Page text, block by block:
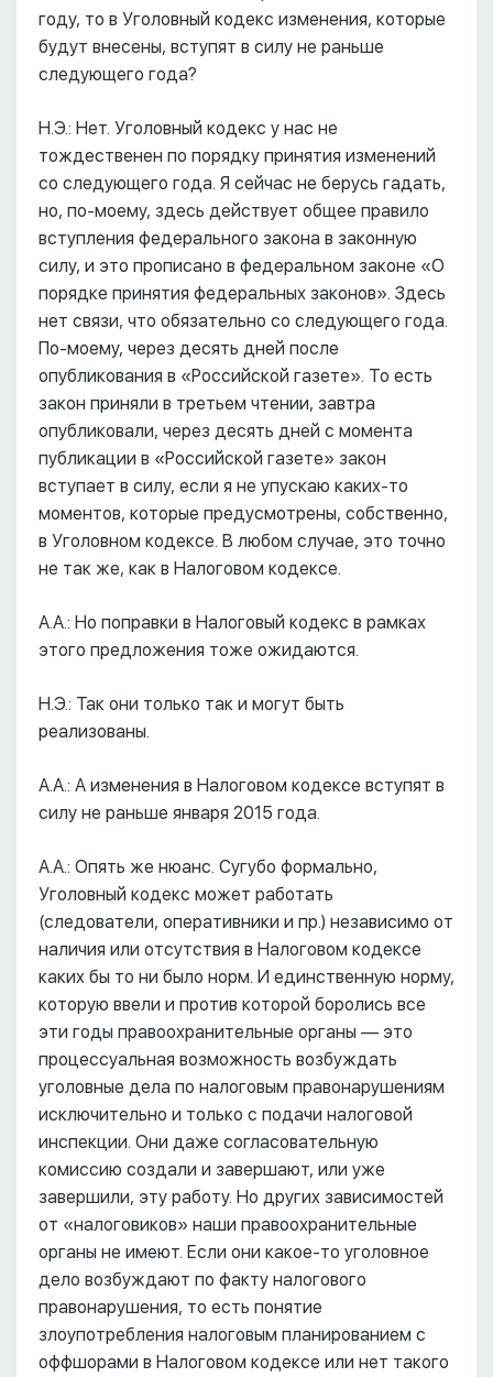
году, то в Уголовный кодекс изменения, которые
будут внесены, вступят в силу не раньше
следующего года?
Н.Э.: Нет. Уголовный кодекс у нас не
тождественен по порядку принятия изменений
со следующего года. Я сейчас не берусь гадать,
но, по-моему, здесь действует общее правило
вступления федерального закона в законную
силу, и это прописано в федеральном законе «О
порядке принятия федеральных законов». Здесь
нет связи, что обязательно со следующего года.
По-моему, через десять дней после
опубликования в «Российской газете». То есть
закон приняли в третьем чтении, завтра
опубликовали, через десять дней с момента
публикации в «Российской газете» закон
вступает в силу, если я не упускаю каких-то
моментов, которые предусмотрены, собственно,
в Уголовном кодексе. В любом случае, это точно
не так же, как в Налоговом кодексе.
А.А.: Но поправки в Налоговый кодекс в рамках
этого предложения тоже ожидаются.
Н.Э.: Так они только так и могут быть
реализованы.
А.А.: А изменения в Налоговом кодексе вступят в
силу не раньше января 2015 года.
А.А.: Опять же нюанс. Сугубо формально,
Уголовный кодекс может работать
(следователи, оперативники и пр.) независимо от
наличия или отсутствия в Налоговом кодексе
каких бы то ни было норм. И единственную норму,
которую ввели и против которой боролись все
эти годы правоохранительные органы –– это
процессуальная возможность возбуждать
уголовные дела по налоговым правонарушениям
исключительно и только с подачи налоговой
инспекции. Они даже согласовательную
комиссию создали и завершают, или уже
завершили, эту работу. Но других зависимостей
от «налоговиков» наши правоохранительные
органы не имеют. Если они какое-то уголовное
дело возбуждают по факту налогового
правонарушения, то есть понятие
злоупотребления налоговым планированием с
оффшорами в Налоговом кодексе или нет такого